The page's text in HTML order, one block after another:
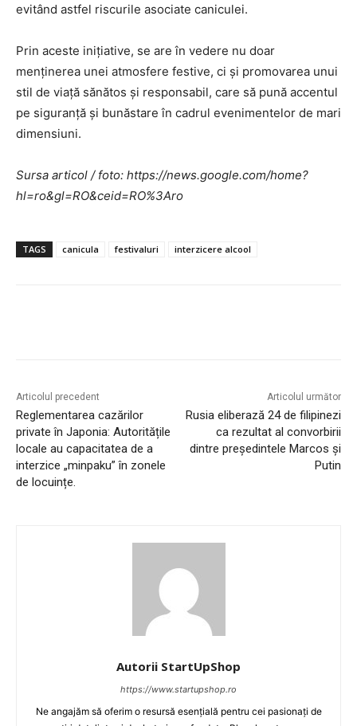
evitând astfel riscurile asociate caniculei.
Prin aceste inițiative, se are în vedere nu doar
menținerea unei atmosfere festive, ci și promovarea unui
stil de viață sănătos și responsabil, care să pună accentul
pe siguranță și bunăstare în cadrul evenimentelor de mari
dimensiuni.
Sursa articol / foto: https://news.google.com/home?
hl=ro&gl=RO&ceid=RO%3Aro
TAGS canicula festivaluri interzicere alcool
Articolul precedent
Reglementarea cazărilor
private în Japonia: Autoritățile
locale au capacitatea de a
interzice „minpaku” în zonele
de locuințe.
Articolul următor
Rusia eliberază 24 de filipinezi
ca rezultat al convorbirii
dintre președintele Marcos și
Putin
Autorii StartUpShop
https://www.startupshop.ro
Ne angajăm să oferim o resursă esențială pentru cei pasionați de